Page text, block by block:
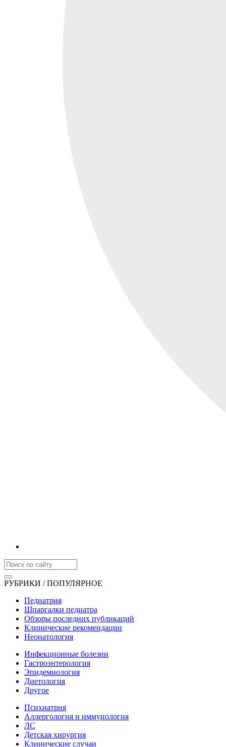
РУБРИКИ / ПОПУЛЯРНОЕ
Педиатрия
Шпаргалки педиатра
Обзоры последних публикаций
Клинические рекомендации
Неонатология
Инфекционные болезни
Гастроэнтерология
Эпидемиология
Диетология
Другое
Психиатрия
Аллергология и иммунология
ЛС
Детская хирургия
Клинические случаи